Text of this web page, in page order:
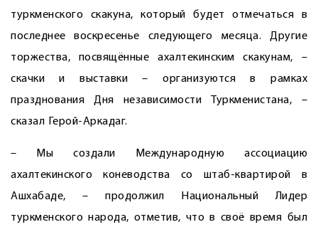
туркменского скакуна, который будет отмечаться в
последнее воскресенье следующего месяца. Другие
торжества, посвящённые ахалтекинским скакунам, –
скачки и выставки – организуются в рамках
празднования Дня независимости Туркменистана, –
сказал Герой-Аркадаг.
– Мы создали Международную ассоциацию
ахалтекинского коневодства со штаб-квартирой в
Ашхабаде, – продолжил Национальный Лидер
туркменского народа, отметив, что в своё время был